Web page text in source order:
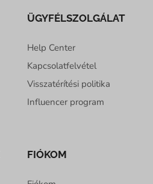
ÜGYFÉLSZOLGÁLAT
Help Center
Kapcsolatfelvétel
Visszatérítési politika
Influencer program
FIÓKOM